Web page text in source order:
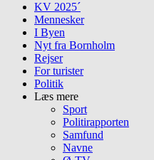
KV 2025´
Mennesker
I Byen
Nyt fra Bornholm
Rejser
For turister
Politik
Læs mere
Sport
Politirapporten
Samfund
Navne